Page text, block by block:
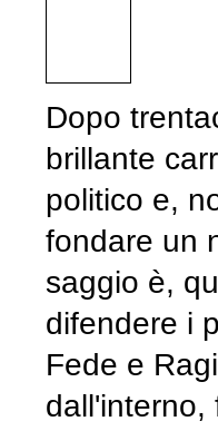
Dopo
brillante
politico e,
fondare un
saggio è,
difendere i
Fede e
dall'interno,